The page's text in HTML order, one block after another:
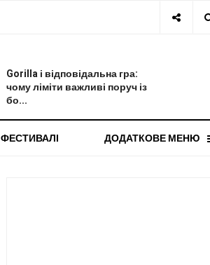
Gorilla і відповідальна гра:
чому ліміти важливі поруч із
бо...
ДОДАТКОВЕ МЕНЮ
ФЕСТИВАЛІ